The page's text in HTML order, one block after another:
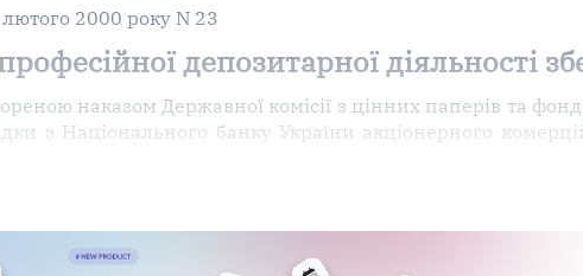
лютого 2000 року N 23
депозитарної діяльності
наказом Державної комісії з цінних паперів та
з Національного банку України акціонерного